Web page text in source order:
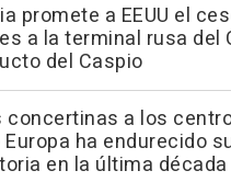
promete a EEUU el
a la terminal rusa del
del Caspio
concertinas a los
Europa ha endurecido
en la última década